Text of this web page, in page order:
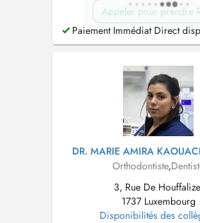
Appeler pour prendre
Paiement Immédiat Direct
DR. MARIE AMIRA
Orthodontiste,
3, Rue De
1737 Luxembourg
Disponibilités des